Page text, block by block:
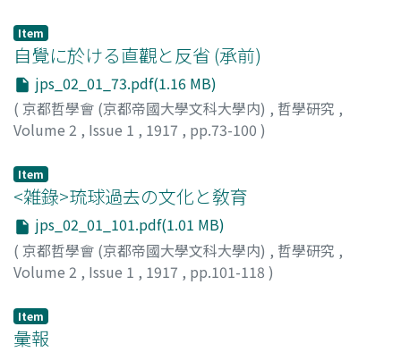
Item
自覺に於ける直觀と反省 (承前)
jps_02_01_73.pdf(1.16 MB)
( 京都哲學會 (京都帝國大學文科大學内) , 哲學研究 ,
Volume 2 , Issue 1 , 1917 , pp.73-100 )
Item
<雑錄>琉球過去の文化と敎育
jps_02_01_101.pdf(1.01 MB)
( 京都哲學會 (京都帝國大學文科大學内) , 哲學研究 ,
Volume 2 , Issue 1 , 1917 , pp.101-118 )
Item
彙報